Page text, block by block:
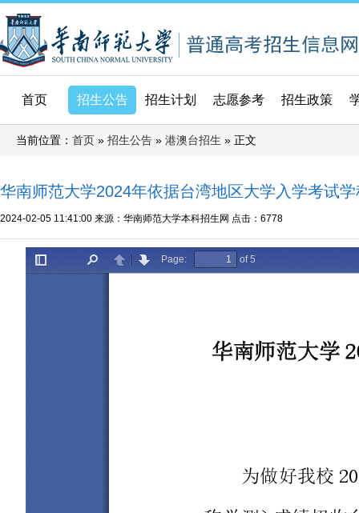
首页 招生公告 招生计划 志愿参考 招生政策
当前位置： 首页 » 招生公告 » 港澳台招生 » 正文
华南师范大学2024年依据台湾地区大学入学考试
2024-02-05 11:41:00 来源：华南师范大学本科招生网 点击： 6778